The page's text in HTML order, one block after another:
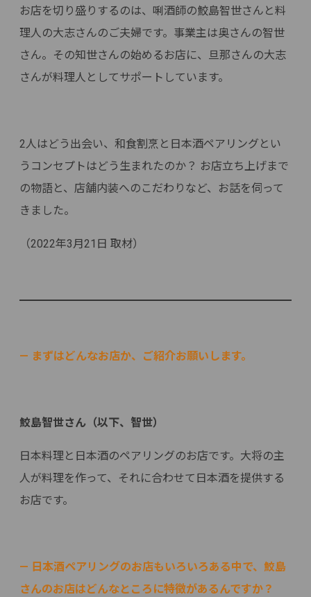
お店を切り盛りするのは、唎酒師の鮫島智世さんと料
理人の大志さんのご夫婦です。事業主は奥さんの智世
さん。その知世さんの始めるお店に、旦那さんの大志
さんが料理人としてサポートしています。
2人はどう出会い、和食割烹と日本酒ペアリングとい
うコンセプトはどう生まれたのか？ お店立ち上げまで
の物語と、店舗内装へのこだわりなど、お話を伺って
きました。
（2022年3月21日 取材）
— まずはどんなお店か、ご紹介お願いします。
鮫島智世さん（以下、智世）
日本料理と日本酒のペアリングのお店です。大将の主
人が料理を作って、それに合わせて日本酒を提供する
お店です。
— 日本酒ペアリングのお店もいろいろある中で、鮫島
さんのお店はどんなところに特徴があるんですか？